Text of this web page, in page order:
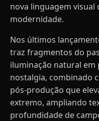
nova linguagem visual
modernidade.
Nos últimos
traz fragmentos do
iluminação natural em
nostalgia, combinado
pós-produção que
extremo, ampliando
profundidade de